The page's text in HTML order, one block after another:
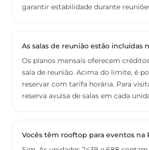
garantir estabilidade durante
As salas de reunião estão incluídas
Os planos mensais oferecem
sala de reunião. Acima do limite, é
reservar com tarifa horária. Para
reserva avulsa de salas em cada
Vocês têm rooftop para eventos na